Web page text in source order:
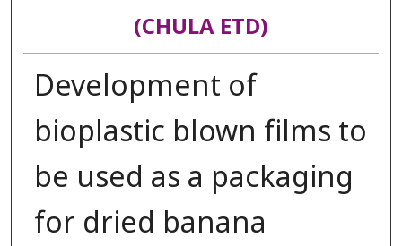
(CHULA ETD)
Development of
bioplastic blown films to
be used as a packaging
for dried banana